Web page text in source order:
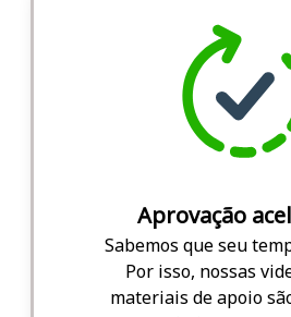
Aprovação
Sabemos que seu
Por isso, nossas
materiais de apoio